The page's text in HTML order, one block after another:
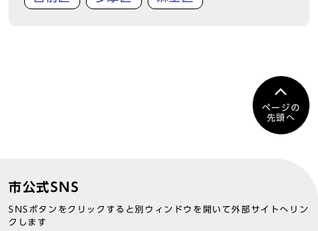
ページの
先頭へ
市公式SNS
SNSボタンをクリックすると別ウィンドウを開いて外部サイトへリン
クします